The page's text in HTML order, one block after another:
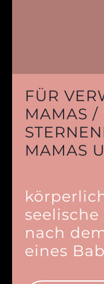
FÜR
MAMAS /
MAMAS
nach
eines